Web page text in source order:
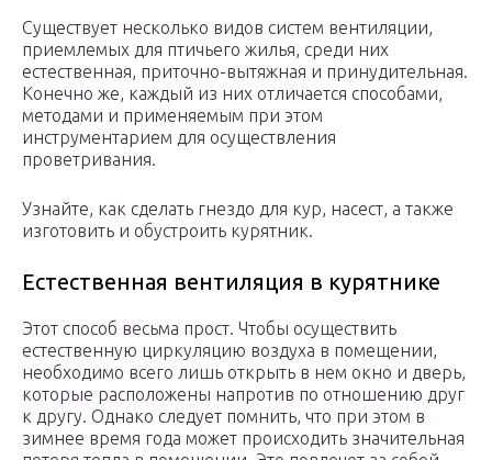
Существует несколько видов систем вентиляции,
приемлемых для птичьего жилья, среди них
естественная, приточно-вытяжная и принудительная.
Конечно же, каждый из них отличается способами,
методами и применяемым при этом
инструментарием для осуществления
проветривания.
Узнайте, как сделать гнездо для кур, насест, а также
изготовить и обустроить курятник.
Естественная вентиляция в курятнике
Этот способ весьма прост. Чтобы осуществить
естественную циркуляцию воздуха в помещении,
необходимо всего лишь открыть в нем окно и дверь,
которые расположены напротив по отношению друг
к другу. Однако следует помнить, что при этом в
зимнее время года может происходить значительная